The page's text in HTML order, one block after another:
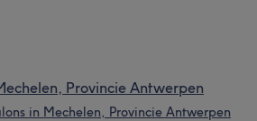
Provincie Antwerpen
in Mechelen, Provincie Antwerpen